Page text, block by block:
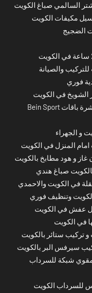
السالمي صباغ الكويت
مكيفات الكويت
الضجيج
والصيانة
فوري
في الكويت
اشتراك بي ان سبورت المنطقة العاشرة باقات Bein Sport
و الجهراء
المنزل في الكويت
و هود مطابخ بالكويت
صباغ هندي
في الكويت والاحمدي
وتنظيف فوري
عفش في الكويت
في الكويت
تركيب ستائر بالكويت
سيرفس البر بالكويت
شبكة للسرداب
للسرداب الكويت